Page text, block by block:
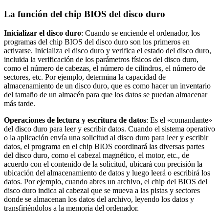
La función del chip BIOS del disco duro
Inicializar el disco duro: Cuando se enciende el ordenador, los
programas del chip BIOS del disco duro son los primeros en
activarse. Inicializa el disco duro y verifica el estado del disco duro,
incluida la verificación de los parámetros físicos del disco duro,
como el número de cabezas, el número de cilindros, el número de
sectores, etc. Por ejemplo, determina la capacidad de
almacenamiento de un disco duro, que es como hacer un inventario
del tamaño de un almacén para que los datos se puedan almacenar
más tarde.
Operaciones de lectura y escritura de datos: Es el «comandante»
del disco duro para leer y escribir datos. Cuando el sistema operativo
o la aplicación envía una solicitud al disco duro para leer y escribir
datos, el programa en el chip BIOS coordinará las diversas partes
del disco duro, como el cabezal magnético, el motor, etc., de
acuerdo con el contenido de la solicitud, ubicará con precisión la
ubicación del almacenamiento de datos y luego leerá o escribirá los
datos. Por ejemplo, cuando abres un archivo, el chip del BIOS del
disco duro indica al cabezal que se mueva a las pistas y sectores
donde se almacenan los datos del archivo, leyendo los datos y
transfiriéndolos a la memoria del ordenador.